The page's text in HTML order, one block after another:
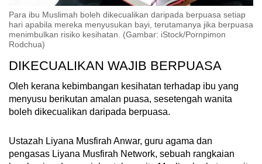
Para ibu Muslimah boleh dikecualikan daripada berpuasa setiap
hari apabila mereka menyusukan bayi, terutamanya jika berpuasa
menimbulkan risiko kesihatan. (Gambar: iStock/Pornpimon
Rodchua)
DIKECUALIKAN WAJIB BERPUASA
Oleh kerana kebimbangan kesihatan terhadap ibu yang
menyusu berikutan amalan puasa, sesetengah wanita
boleh dikecualikan daripada berpuasa.
Ustazah Liyana Musfirah Anwar, guru agama dan
pengasas Liyana Musfirah Network, sebuah rangkaian